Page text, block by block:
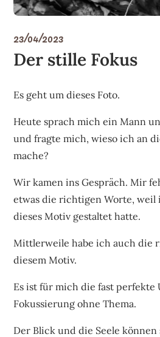
23/04/2023
Der stille Fokus
Es geht um dieses Foto.
Heute sprach mich ein Mann
und fragte mich, wieso ich an
mache?
Wir kamen ins Gespräch. Mir
etwas die richtigen Worte,
dieses Motiv gestaltet hatte.
Mittlerweile habe ich auch die
diesem Motiv.
Es ist für mich die fast perfekte
Fokussierung ohne Thema.
Der Blick und die Seele